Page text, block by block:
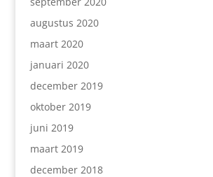
augustus 2020
maart 2020
januari 2020
december 2019
oktober 2019
juni 2019
maart 2019
december 2018